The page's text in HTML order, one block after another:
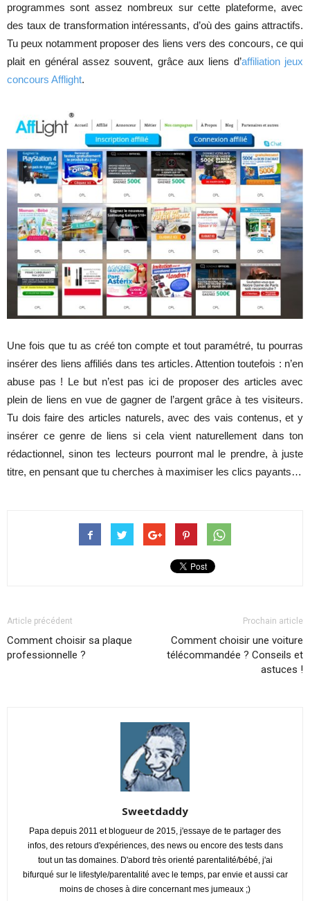
programmes sont assez nombreux sur cette plateforme, avec
des taux de transformation intéressants, d’où des gains attractifs.
Tu peux notamment proposer des liens vers des concours, ce qui
plait en général assez souvent, grâce aux liens d’affiliation jeux
concours Afflight.
Une fois que tu as créé ton compte et tout paramétré, tu pourras
insérer des liens affiliés dans tes articles. Attention toutefois : n’en
abuse pas ! Le but n’est pas ici de proposer des articles avec
plein de liens en vue de gagner de l’argent grâce à tes visiteurs.
Tu dois faire des articles naturels, avec des vais contenus, et y
insérer ce genre de liens si cela vient naturellement dans ton
rédactionnel, sinon tes lecteurs pourront mal le prendre, à juste
titre, en pensant que tu cherches à maximiser les clics payants…
Article précédent
Comment choisir sa plaque
professionnelle ?
Prochain article
Comment choisir une voiture
télécommandée ? Conseils et
astuces !
Sweetdaddy
Papa depuis 2011 et blogueur de 2015, j'essaye de te partager des
infos, des retours d'expériences, des news ou encore des tests dans
tout un tas domaines. D'abord très orienté parentalité/bébé, j'ai
bifurqué sur le lifestyle/parentalité avec le temps, par envie et aussi car
moins de choses à dire concernant mes jumeaux ;)